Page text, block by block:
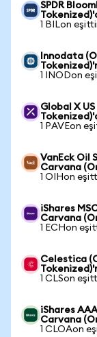
SPDR
1 BILon
Innodata
1 INODon
Global X
1 PAVEon
VanEck Oil
Carvana
1 OIHon
iShares
Carvana
1 ECHon
Celestica
1 CLSon
iShares
Carvana
1 CLOAon